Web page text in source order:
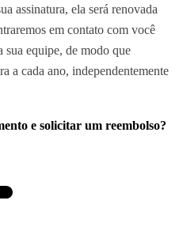
assinatura, ela será renovada
em contato com você
sua equipe, de modo que
a cada ano, independentemente
e solicitar um reembolso?